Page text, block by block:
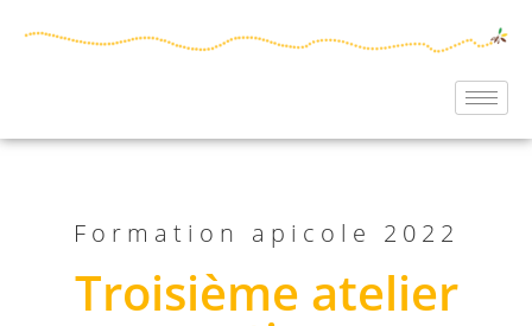
Formation apicole 2022
Troisième atelier